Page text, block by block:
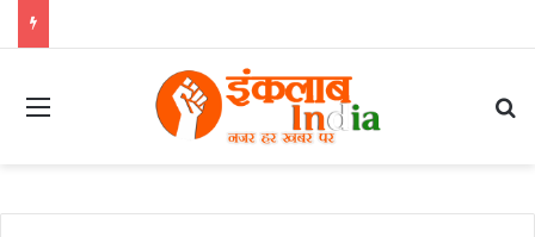
Menu